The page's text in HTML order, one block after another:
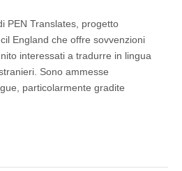
PEN Translates, progetto
England che offre sovvenzioni
interessati a tradurre in lingua
Sono ammesse
particolarmente gradite